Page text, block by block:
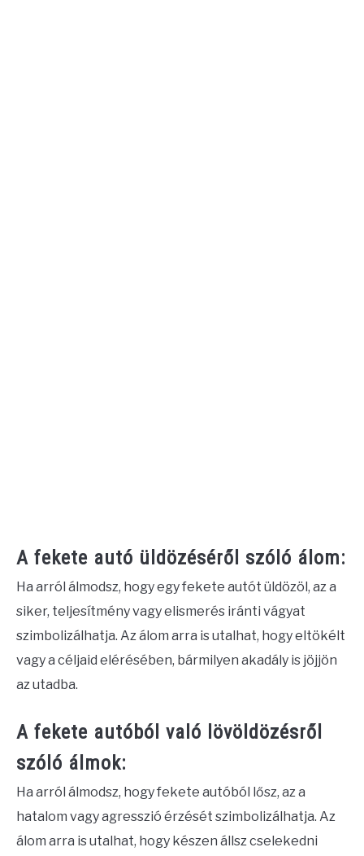
A fekete autó üldözéséről szóló álom:
Ha arról álmodsz, hogy egy fekete autót üldözöl, az a
siker, teljesítmény vagy elismerés iránti vágyat
szimbolizálhatja. Az álom arra is utalhat, hogy eltökélt
vagy a céljaid elérésében, bármilyen akadály is jöjjön
az utadba.
A fekete autóból való lövöldözésről
szóló álmok:
Ha arról álmodsz, hogy fekete autóból lősz, az a
hatalom vagy agresszió érzését szimbolizálhatja. Az
álom arra is utalhat, hogy készen állsz cselekedni